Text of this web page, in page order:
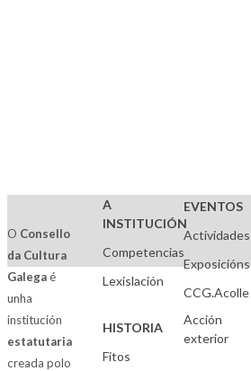
O Consello
da Cultura
Galegaé
unha
institución
estatutaria
creada polo
A
INSTITUCIÓN
Competencias
Lexislación
HISTORIA
Fitos
EVENTOS
Actividades
Exposicións
CCG.Acolle
Acción
exterior